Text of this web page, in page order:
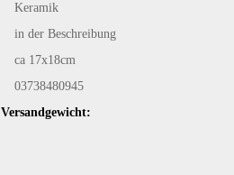
Keramik
in der Beschreibung
ca 17x18cm
03738480945
Versandgewicht: